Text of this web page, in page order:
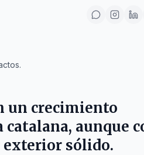
un crecimiento
catalana, aunque
sólido.